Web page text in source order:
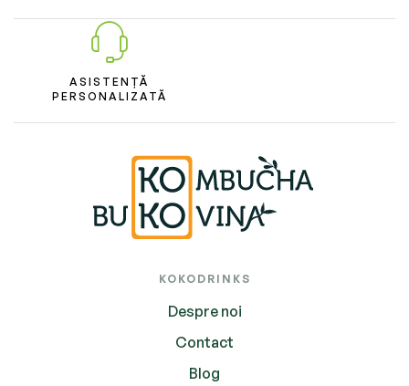
ASISTENȚĂ
PERSONALIZATĂ
KOKODRINKS
Despre noi
Contact
Blog